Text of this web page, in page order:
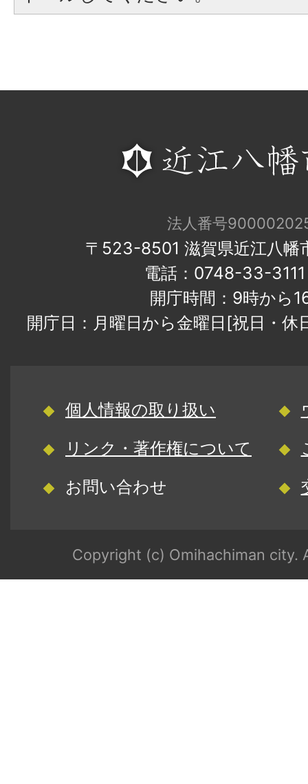
法人番号
〒523-8501 滋賀県近江八幡
電話：0748-33-
開庁時間：9時から
開庁日：月曜日から金曜日[祝日・
個人情報の取り扱い
リンク・著作権について
お問い合わせ
Copyright (c) Omihachiman city.